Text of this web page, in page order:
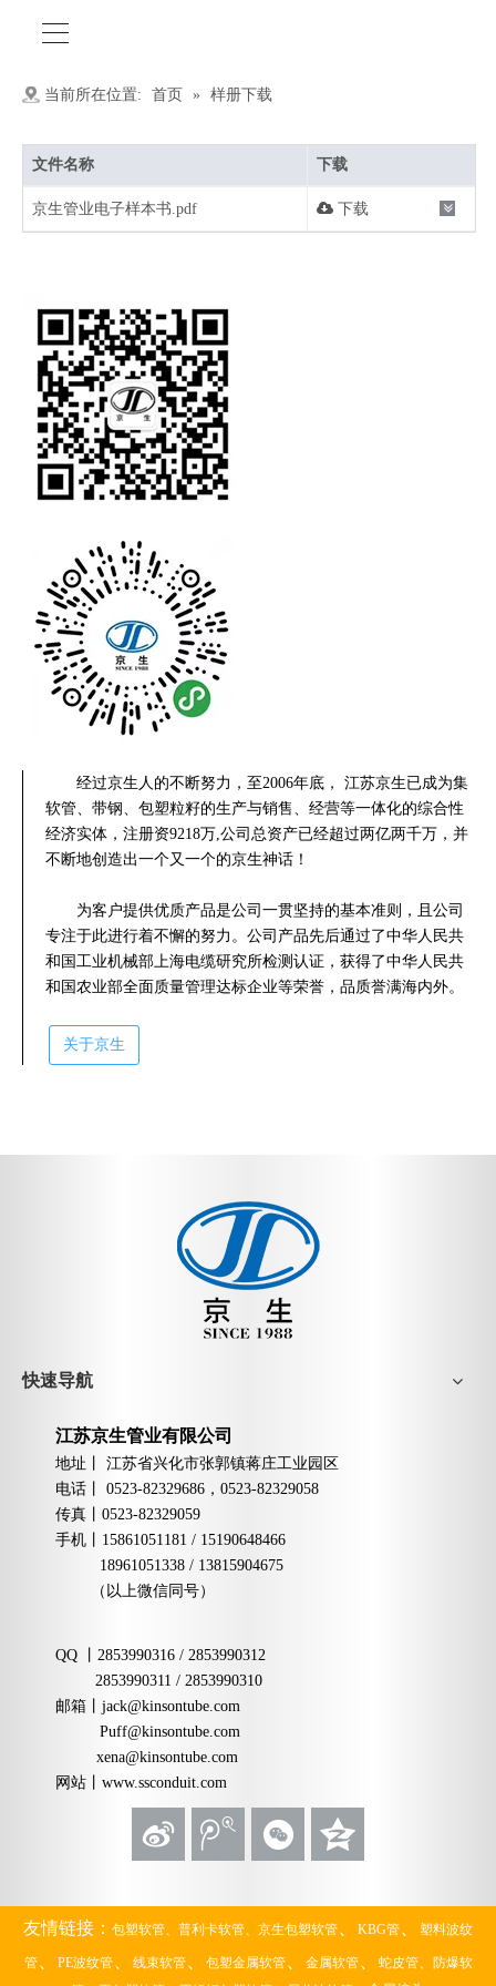
当前所在位置: 首页 » 样册下载
文件名称 下载
京生管业电子样本书.pdf 下载
经过京生人的不断努力，至2006年底， 江苏京生已成为集
软管、带钢、包塑粒籽的生产与销售、经营等一体化的综合性
经济实体，注册资9218万,公司总资产已经超过两亿两千万，并
不断地创造出一个又一个的京生神话！
为客户提供优质产品是公司一贯坚持的基本准则，且公司
专注于此进行着不懈的努力。公司产品先后通过了中华人民共
和国工业机械部上海电缆研究所检测认证，获得了中华人民共
和国农业部全面质量管理达标企业等荣誉，品质誉满海内外。
关于京生
快速导航
江苏京生管业有限公司
地址丨 江苏省兴化市张郭镇蒋庄工业园区
电话丨 0523-82329686，0523-82329058
传真丨 0523-82329059
手机
15861051181 / 15190648466
18961051338 / 13815904675
（以上微信同号）
QQ
2853990316 / 2853990312
2853990311 / 2853990310
邮箱
jack@kinsontube.com
Puff@kinsontube.com
xena@kinsontube.com
网站 丨www.ssconduit.com
友情链接： 包塑软管、 普利卡软管、 京生包塑软管、 KBG管、 塑料波纹
管、 PE波纹管、 线束软管、 包塑金属软管、 金属软管、 蛇皮管、
防爆软